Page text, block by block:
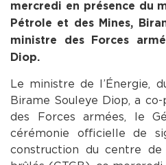
mercredi en présence du
Pétrole et des Mines,
ministre des Forces
Diop.
Le ministre de l’Énergie,
Birame Souleye Diop, a
des Forces armées, le
cérémonie officielle de
construction du centre